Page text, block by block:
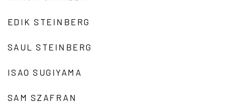
EDIK STEINBERG
SAUL STEINBERG
ISAO SUGIYAMA
SAM SZAFRAN